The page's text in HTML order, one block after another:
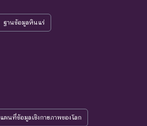
ฐานข้อมูลหินแร่
แผนที่ข้อมูลเชิงกายภาพของโลก